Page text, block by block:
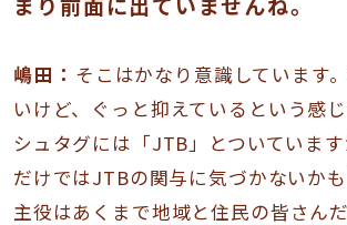
嶋田： そこはかなり意識しています
いけど、ぐっと抑えているという感
シュタグには「JTB」とついていま
だけではJTBの関与に気づかないかも
主役はあくまで地域と住民の皆さんだ